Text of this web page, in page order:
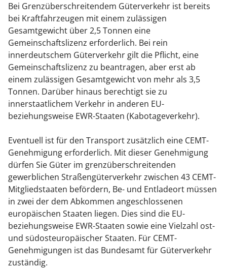
Bei Grenzüberschreitendem Güterverkehr ist bereits
bei Kraftfahrzeugen mit einem zulässigen
Gesamtgewicht über 2,5 Tonnen eine
Gemeinschaftslizenz erforderlich. Bei rein
innerdeutschem Güterverkehr gilt die Pflicht, eine
Gemeinschaftslizenz zu beantragen, aber erst ab
einem zulässigen Gesamtgewicht von mehr als 3,5
Tonnen. Darüber hinaus berechtigt sie zu
innerstaatlichem Verkehr in anderen EU-
beziehungsweise EWR-Staaten (Kabotageverkehr).
Eventuell ist für den Transport zusätzlich eine CEMT-
Genehmigung erforderlich. Mit dieser Genehmigung
dürfen Sie Güter im grenzüberschreitenden
gewerblichen Straßengüterverkehr zwischen 43 CEMT-
Mitgliedstaaten befördern, Be- und Entladeort müssen
in zwei der dem Abkommen angeschlossenen
europäischen Staaten liegen. Dies sind die EU-
beziehungsweise EWR-Staaten sowie eine Vielzahl ost-
und südosteuropäischer Staaten. Für CEMT-
Genehmigungen ist das Bundesamt für Güterverkehr
zuständig.